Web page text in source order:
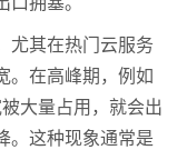
其在热门云服务
。在高峰期，例如
大量占用，就会出
。这种现象通常是